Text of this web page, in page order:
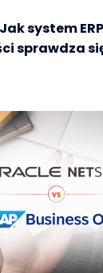
Jak system
sprawdza